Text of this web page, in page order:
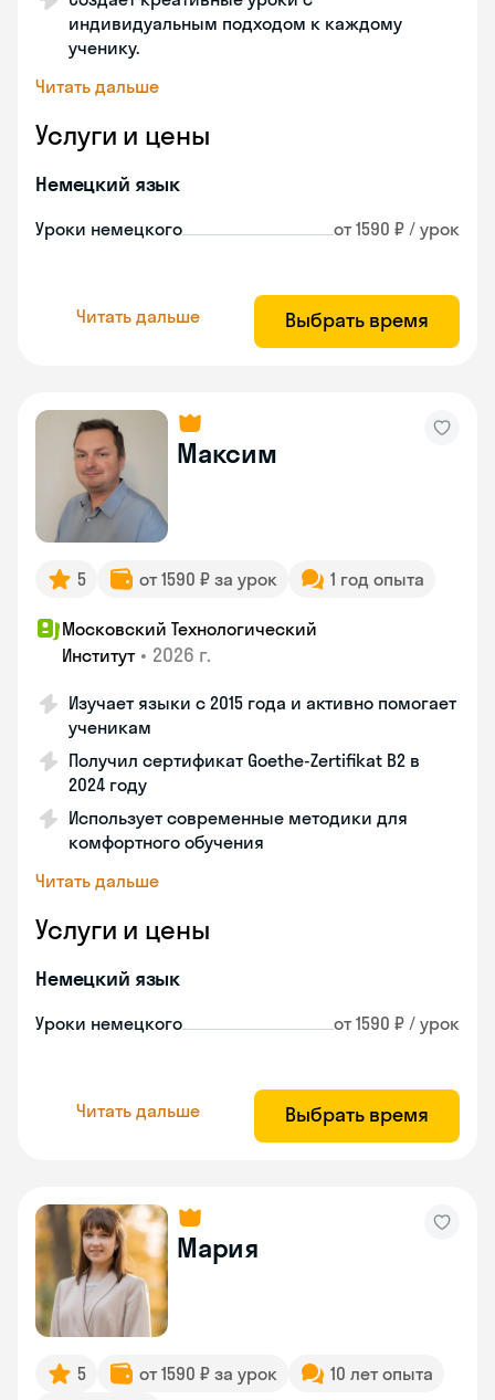
индивидуальным подходом к каждому
ученику.
Читать дальше
Услуги и цены
Немецкий язык
Уроки немецкого от 1590 ₽ / урок
Читать дальше Выбрать время
Максим
5 от 1590 ₽ за урок 1 год опыта
Московский Технологический
Институт • 2026 г.
Изучает языки с 2015 года и активно помогает
ученикам
Получил сертификат Goethe-Zertifikat B2 в
2024 году
Использует современные методики для
комфортного обучения
Читать дальше
Услуги и цены
Немецкий язык
Уроки немецкого от 1590 ₽ / урок
Читать дальше Выбрать время
Мария
5 от 1590 ₽ за урок 10 лет опыта